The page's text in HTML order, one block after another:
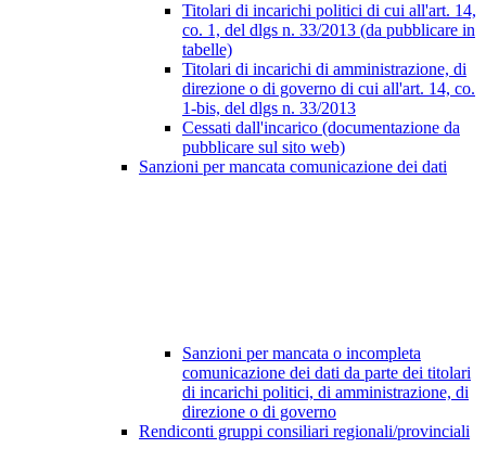
Titolari di incarichi politici di cui all'art. 14,
co. 1, del dlgs n. 33/2013 (da pubblicare in
tabelle)
Titolari di incarichi di amministrazione, di
direzione o di governo di cui all'art. 14, co.
1-bis, del dlgs n. 33/2013
Cessati dall'incarico (documentazione da
pubblicare sul sito web)
Sanzioni per mancata comunicazione dei dati
Sanzioni per mancata o incompleta
comunicazione dei dati da parte dei titolari
di incarichi politici, di amministrazione, di
direzione o di governo
Rendiconti gruppi consiliari regionali/provinciali